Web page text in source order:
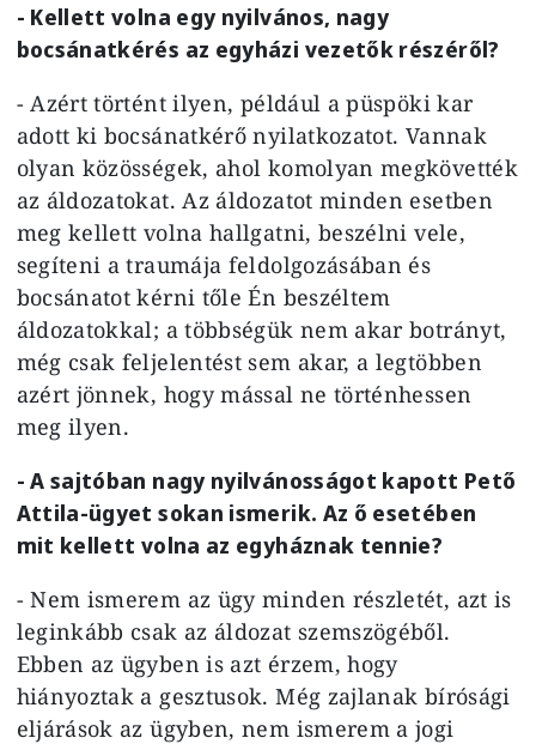
- Kellett volna egy nyilvános, nagy
bocsánatkérés az egyházi vezetők részéről?
- Azért történt ilyen, például a püspöki kar
adott ki bocsánatkérő nyilatkozatot. Vannak
olyan közösségek, ahol komolyan megkövették
az áldozatokat. Az áldozatot minden esetben
meg kellett volna hallgatni, beszélni vele,
segíteni a traumája feldolgozásában és
bocsánatot kérni tőle Én beszéltem
áldozatokkal; a többségük nem akar botrányt,
még csak feljelentést sem akar, a legtöbben
azért jönnek, hogy mással ne történhessen
meg ilyen.
- A sajtóban nagy nyilvánosságot kapott Pető
Attila-ügyet sokan ismerik. Az ő esetében
mit kellett volna az egyháznak tennie?
- Nem ismerem az ügy minden részletét, azt is
leginkább csak az áldozat szemszögéből.
Ebben az ügyben is azt érzem, hogy
hiányoztak a gesztusok. Még zajlanak bírósági
eljárások az ügyben, nem ismerem a jogi